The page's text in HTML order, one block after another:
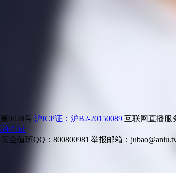
0428号 沪ICP证：沪B2-20150089 互联网直播服
许可证
安全值班QQ：800800981 举报邮箱：